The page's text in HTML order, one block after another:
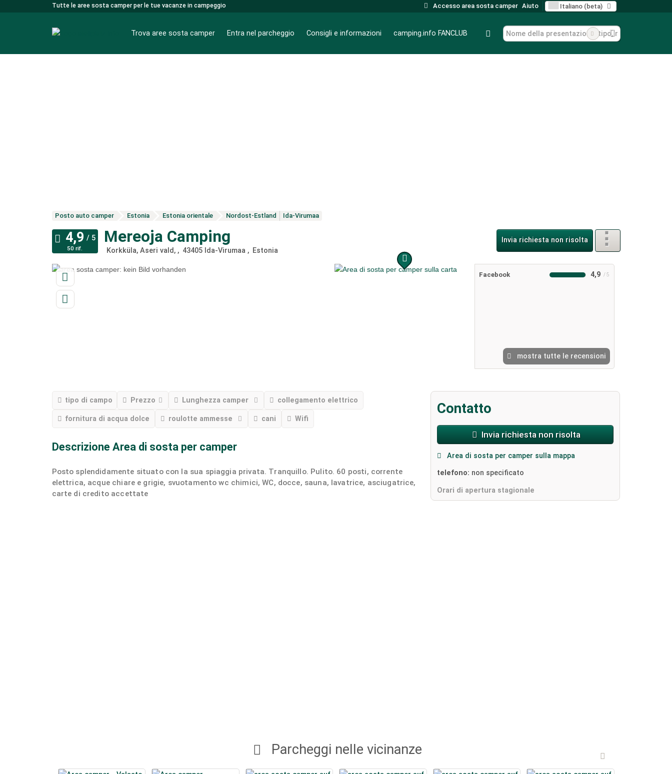
Tutte le aree sosta camper per le tue vacanze in campeggio Accesso area sosta camper Aiuto Italiano (beta)
Trova aree sosta camper Entra nel parcheggio Consigli e informazioni camping.info FANCLUB
Posto auto camper Estonia Estonia orientale Nordost-Estland Ida-Virumaa
Mereoja Camping
Korkküla, Aseri vald, 43405 Ida-Virumaa Estonia
Invia richiesta non risolta
50 rif.
Facebook 4,9
mostra tutte le recensioni
tipo di campo Prezzo Lunghezza camper collegamento elettrico
fornitura di acqua dolce roulotte ammesse cani Wifi
Descrizione Area di sosta per camper
Posto splendidamente situato con la sua spiaggia privata. Tranquillo. Pulito. 60 posti, corrente
elettrica, acque chiare e grigie, svuotamento wc chimici, WC, docce, sauna, lavatrice, asciugatrice,
carte di credito accettate
Contatto
Invia richiesta non risolta
Area di sosta per camper sulla mappa
telefono: non specificato
Orari di apertura stagionale
Parcheggi nelle vicinanze